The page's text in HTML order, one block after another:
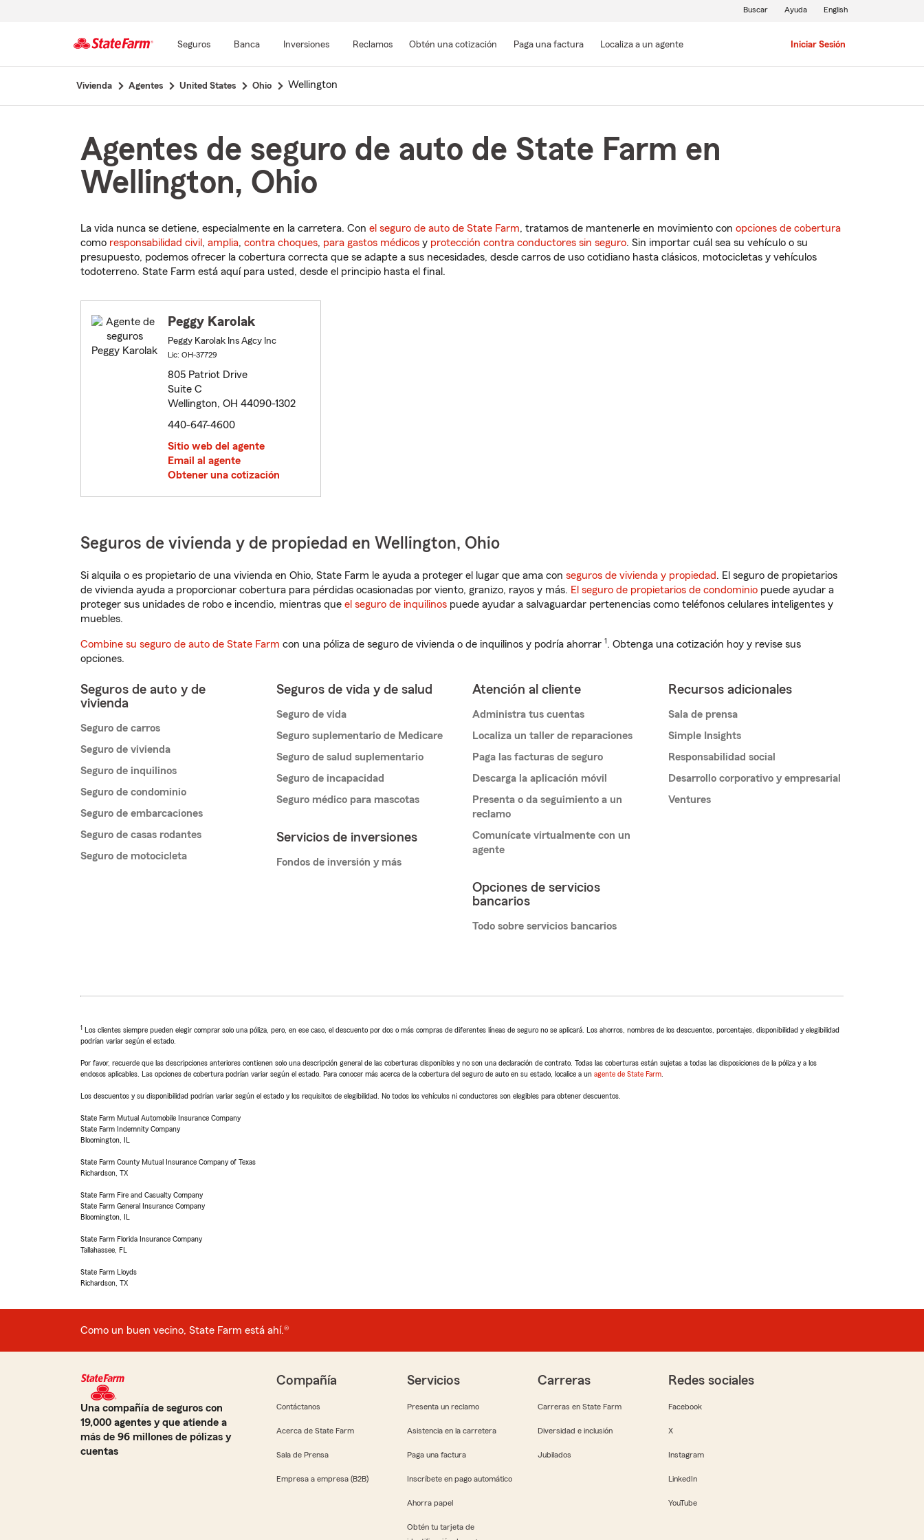
contenido
Seguros Banca Inversiones Reclamos Obtén una cotización Paga una factura Localiza a un agente Iniciar Sesión
Buscar Ayuda English
Vivienda Agentes United States Ohio Wellington
Agentes de seguro de auto de State Farm en
Wellington, Ohio
La vida nunca se detiene, especialmente en la carretera. Con el seguro de auto de State Farm, tratamos de mantenerle en movimiento con opciones de cobertura
como responsabilidad civil , amplia, contra choques, para gastos médicos y protección contra conductores sin seguro. Sin importar cuál sea su vehículo o su
presupuesto, podemos ofrecer la cobertura correcta que se adapte a sus necesidades, desde carros de uso cotidiano hasta clásicos, motocicletas y vehículos
todoterreno. State Farm está aquí para usted, desde el principio hasta el final.
Peggy Karolak
Peggy Karolak Ins Agcy Inc
Lic: OH-37729
805 Patriot Drive
Suite C
Wellington, OH 44090-1302
440-647-4600
Sitio web del agente
Email al agente
Obtener una cotización
Seguros de vivienda y de propiedad en Wellington, Ohio
Si alquila o es propietario de una vivienda en Ohio, State Farm le ayuda a proteger el lugar que ama con seguros de vivienda y propiedad. El seguro de propietarios
de vivienda ayuda a proporcionar cobertura para pérdidas ocasionadas por viento, granizo, rayos y más. El seguro de propietarios de condominio puede ayudar a
proteger sus unidades de robo e incendio, mientras que el seguro de inquilinos puede ayudar a salvaguardar pertenencias como teléfonos celulares inteligentes y
muebles.
Combine su seguro de auto de State Farm con una póliza de seguro de vivienda o de inquilinos y podría ahorrar 1. Obtenga una cotización hoy y revise sus
opciones.
Seguros de auto y de
vivienda
Seguro de carros
Seguro de vivienda
Seguro de inquilinos
Seguro de condominio
Seguro de embarcaciones
Seguro de casas rodantes
Seguro de motocicleta
Seguros de vida y de salud
Seguro de vida
Seguro suplementario de Medicare
Seguro de salud suplementario
Seguro de incapacidad
Seguro médico para mascotas
Servicios de inversiones
Fondos de inversión y más
Atención al cliente
Administra tus cuentas
Localiza un taller de reparaciones
Paga las facturas de seguro
Descarga la aplicación móvil
Presenta o da seguimiento a un
reclamo
Comunícate virtualmente con un
agente
Opciones de servicios
bancarios
Todo sobre servicios bancarios
Recursos adicionales
Sala de prensa
Simple Insights
Responsabilidad social
Desarrollo corporativo y empresarial
Ventures
1 Los clientes siempre pueden elegir comprar solo una póliza, pero, en ese caso, el descuento por dos o más compras de diferentes líneas de seguro no se aplicará. Los ahorros, nombres de los descuentos, porcentajes, disponibilidad y elegibilidad
podrían variar según el estado.
Por favor, recuerde que las descripciones anteriores contienen solo una descripción general de las coberturas disponibles y no son una declaración de contrato. Todas las coberturas están sujetas a todas las disposiciones de la póliza y a los
endosos aplicables. Las opciones de cobertura podrían variar según el estado. Para conocer más acerca de la cobertura del seguro de auto en su estado, localice a un agente de State Farm
Los descuentos y su disponibilidad podrían variar según el estado y los requisitos de elegibilidad. No todos los vehículos ni conductores son elegibles para obtener descuentos.
State Farm Mutual Automobile Insurance Company
State Farm Indemnity Company
Bloomington, IL
State Farm County Mutual Insurance Company of Texas
Richardson, TX
State Farm Fire and Casualty Company
State Farm General Insurance Company
Bloomington, IL
State Farm Florida Insurance Company
Tallahassee, FL
State Farm Lloyds
Richardson, TX
Como un buen vecino, State Farm está ahí.®
Una compañía de seguros con
19,000 agentes y que atiende a
más de 96 millones de pólizas y
cuentas
Compañía
Contáctanos
Acerca de State Farm
Sala de Prensa
Empresa a empresa (B2B)
Servicios
Presenta un reclamo
Asistencia en la carretera
Paga una factura
Inscríbete en pago automático
Ahorra papel
Obtén tu tarjeta de
Carreras
Carreras en State Farm
Diversidad e inclusión
Jubilados
Redes sociales
Facebook
X
Instagram
LinkedIn
YouTube